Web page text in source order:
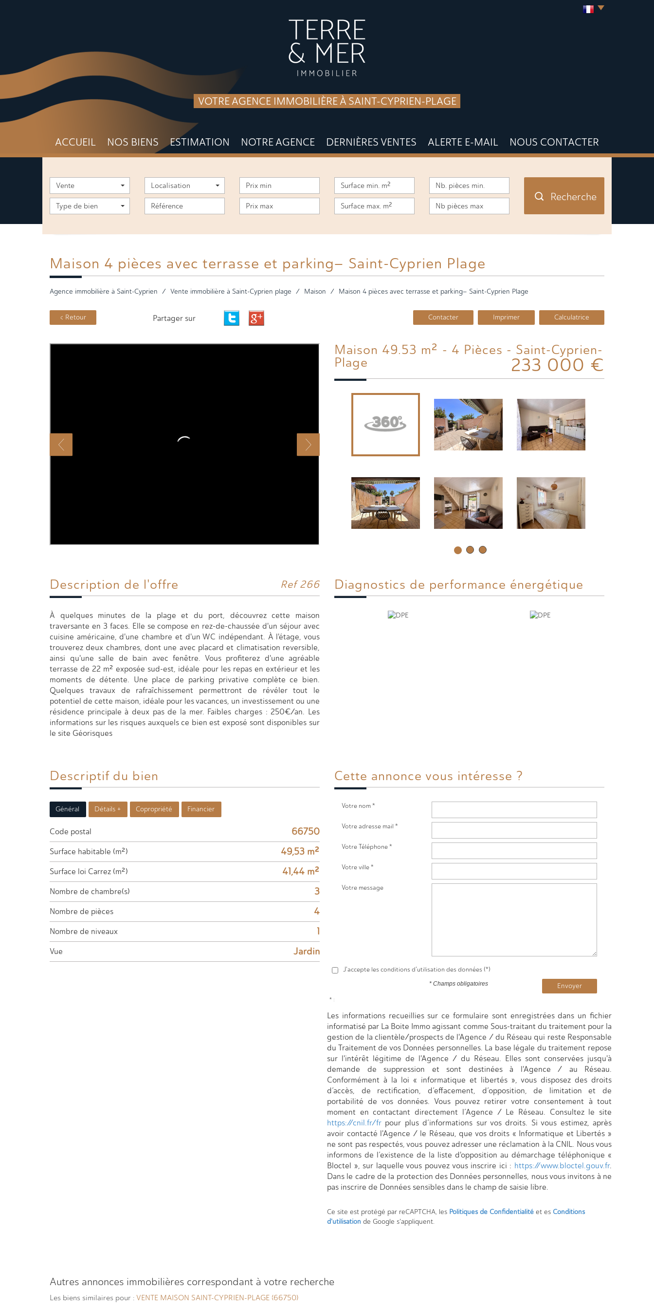
VOTRE AGENCE IMMOBILIÈRE À SAINT-CYPRIEN-PLAGE
ACCUEIL NOS BIENS ESTIMATION NOTRE AGENCE DERNIÈRES VENTES ALERTE E-MAIL NOUS CONTACTER
Vente
Type de bien
Localisation
Recherche
Maison 4 pièces avec terrasse et parking– Saint-Cyprien Plage
Agence immobilière à Saint-Cyprien Vente immobilière à Saint-Cyprien plage Maison Maison 4 pièces avec terrasse et parking– Saint-Cyprien Plage
< Retour Partager sur Contacter Imprimer Calculatrice
Maison 49.53 m² - 4 Pièces - Saint-Cyprien-
Plage
233 000 €
Description de l'offre Ref 266
À quelques minutes de la plage et du port, découvrez cette maison
traversante en 3 faces. Elle se compose en rez-de-chaussée d'un séjour avec
cuisine américaine, d'une chambre et d'un WC indépendant. À l'étage, vous
trouverez deux chambres, dont une avec placard et climatisation reversible,
ainsi qu'une salle de bain avec fenêtre. Vous profiterez d'une agréable
terrasse de 22 m² exposée sud-est, idéale pour les repas en extérieur et les
moments de détente. Une place de parking privative complète ce bien.
Quelques travaux de rafraîchissement permettront de révéler tout le
potentiel de cette maison, idéale pour les vacances, un investissement ou une
résidence principale à deux pas de la mer. Faibles charges : 250€/an. Les
informations sur les risques auxquels ce bien est exposé sont disponibles sur
le site Géorisques
Diagnostics de performance énergétique
Descriptif du bien
Général Détails + Copropriété Financier
Code postal 66750
Surface habitable (m²) 49,53 m²
Surface loi Carrez (m²) 41,44 m²
Nombre de chambre(s) 3
Nombre de pièces 4
Nombre de niveaux 1
Vue Jardin
Cette annonce vous intéresse ?
Votre nom *
Votre adresse mail *
Votre Téléphone *
Votre ville *
Votre message
J'accepte les conditions d'utilisation des données (*)
Envoyer
* Champs obligatoires
* :
Les informations recueillies sur ce formulaire sont enregistrées dans un fichier
informatisé par La Boite Immo agissant comme Sous-traitant du traitement pour la
gestion de la clientèle/prospects de l'Agence / du Réseau qui reste Responsable
du Traitement de vos Données personnelles. La base légale du traitement repose
sur l'intérêt légitime de l'Agence / du Réseau. Elles sont conservées jusqu'à
demande de suppression et sont destinées à l'Agence / au Réseau.
Conformément à la loi « informatique et libertés », vous disposez des droits
d’accès, de rectification, d’effacement, d’opposition, de limitation et de
portabilité de vos données. Vous pouvez retirer votre consentement à tout
moment en contactant directement l’Agence / Le Réseau. Consultez le site
https://cnil.fr/fr pour plus d’informations sur vos droits. Si vous estimez, après
avoir contacté l'Agence / le Réseau, que vos droits « Informatique et Libertés »
ne sont pas respectés, vous pouvez adresser une réclamation à la CNIL. Nous vous
informons de l’existence de la liste d'opposition au démarchage téléphonique «
Bloctel », sur laquelle vous pouvez vous inscrire ici : https://www.bloctel.gouv.fr.
Dans le cadre de la protection des Données personnelles, nous vous invitons à ne
pas inscrire de Données sensibles dans le champ de saisie libre.
Ce site est protégé par reCAPTCHA, les Politiques de Confidentialité et es Conditions
d'utilisation de Google s'appliquent.
autres annonces immobilières correspondant à votre recherche
Les biens similaires pour : VENTE MAISON SAINT-CYPRIEN-PLAGE (66750)